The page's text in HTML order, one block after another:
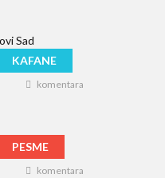
KAFANE
komentara
PESME
komentara